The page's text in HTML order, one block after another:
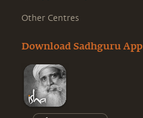
Other Centres
Download Sadhguru App